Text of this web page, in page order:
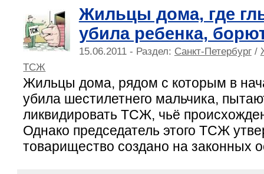
Жильцы дома, где
убила ребенка,
15.06.2011 - Раздел: Санкт-Петербург/
ТСЖ
Жильцы дома, рядом с которым в
убила шестилетнего мальчика,
ликвидировать ТСЖ, чьё
Однако председатель этого ТСЖ
товарищество создано на законных